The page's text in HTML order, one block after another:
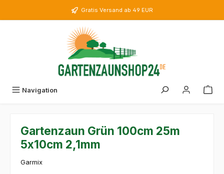
Zum Hauptinhalt springenGratis Versand ab 49 EUR
Navigation
Gartenzaun Grün 100cm 25m
5x10cm 2,1mm
Garmix